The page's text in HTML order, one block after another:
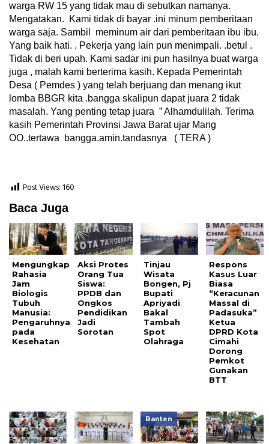
warga RW 15 yang tidak mau di sebutkan namanya.
Mengatakan. Kami tidak di bayar .ini minum pemberitaan
warga saja. Sambil meminum air dari pemberitaan ibu ibu.
Yang baik hati. . Pekerja yang lain pun menimpali. .betul .
Tidak di beri upah. Kami sadar ini pun hasilnya buat warga
juga , malah kami berterima kasih. Kepada Pemerintah
Desa ( Pemdes ) yang telah berjuang dan menang ikut
lomba BBGR kita .bangga skalipun dapat juara 2 tidak
masalah. Yang penting tetap juara ” Alhamdulilah. Terima
kasih Pemerintah Provinsi Jawa Barat ujar Mang
OO..tertawa bangga.amin.tandasnya ( TERA )
Post Views: 160
Baca Juga
Mengungkap
Rahasia
Jam
Biologis
Tubuh
Manusia:
Pengaruhnya
pada
Kesehatan
Aksi Protes
Orang Tua
Siswa:
PPDB dan
Ongkos
Pendidikan
Jadi
Sorotan
Tinjau
Wisata
Bongen, Pj
Bupati
Apriyadi
Bakal
Tambah
Spot
Olahraga
Respons
Kasus Luar
Biasa
“Keracunan
Massal di
Padasuka”
Ketua
DPRD Kota
Cimahi
Dorong
Pemkot
Gunakan
BTT
Banten